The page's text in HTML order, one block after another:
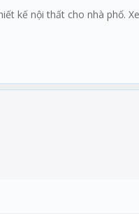
kế nội thất cho nhà phố.